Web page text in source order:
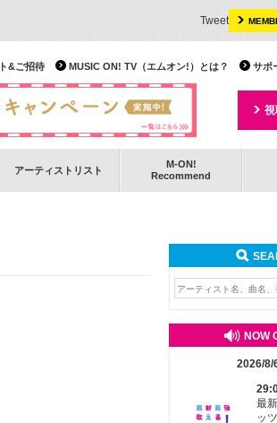
Tweet
サポ
MUSIC ON! TV（エムオン!）とは？
&ご招待
視
アーティストリスト
M-ON!
Recommend
NOW
2026/8/
最
ッツ